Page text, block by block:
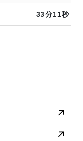
33分11秒